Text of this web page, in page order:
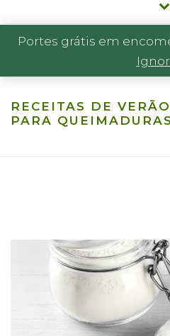
Portes grátis em
RECEITAS DE
PARA